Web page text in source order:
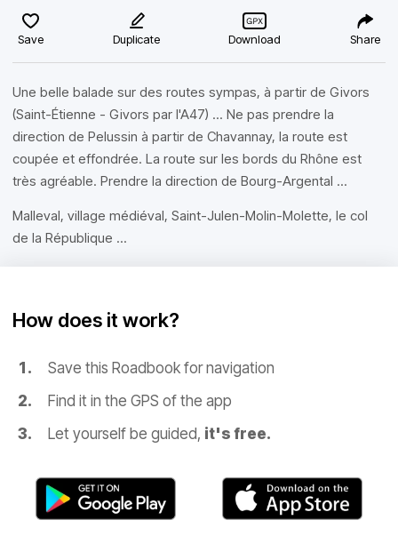
Save Duplicate Download Share
Une belle balade sur des routes sympas, à partir de Givors
(Saint-Étienne - Givors par l'A47) ... Ne pas prendre la
direction de Pelussin à partir de Chavannay, la route est
coupée et effondrée. La route sur les bords du Rhône est
très agréable. Prendre la direction de Bourg-Argental ...
Malleval, village médiéval, Saint-Julen-Molin-Molette, le col
de la République ...
How does it work?
Save this Roadbook for navigation
Find it in the GPS of the app
Let yourself be guided, it's free.